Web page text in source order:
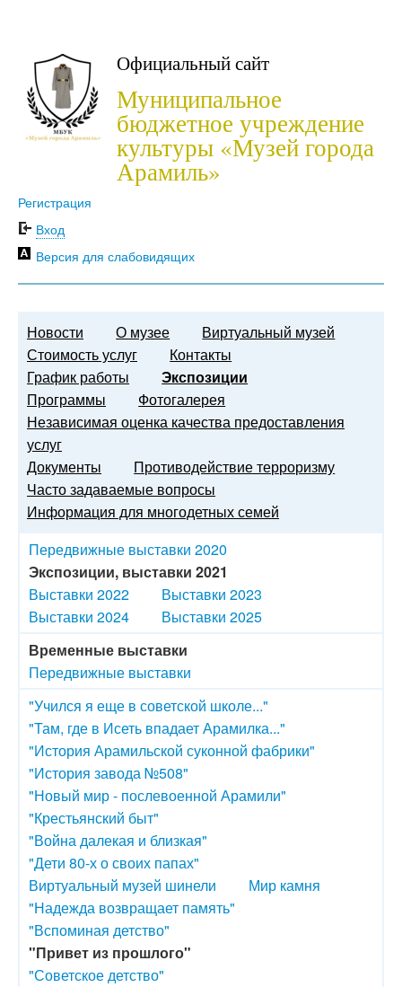
Официальный сайт
Муниципальное
бюджетное учреждение
культуры «Музей города
Арамиль»
Регистрация
Вход
Версия для слабовидящих
Новости О музее
Виртуальный музей
Стоимость услуг
Контакты
График работы
Экспозиции
Программы
Фотогалерея
Независимая оценка качества предоставления
услуг
Документы
Противодействие терроризму
Часто задаваемые вопросы
Информация для многодетных семей
Передвижные выставки 2020
Экспозиции, выставки 2021
Выставки 2022
Выставки 2023
Выставки 2024
Выставки 2025
Временные выставки
Передвижные выставки
"Учился я еще в советской школе..."
"Там, где в Исеть впадает Арамилка..."
"История Арамильской суконной фабрики"
"История завода №508"
"Новый мир - послевоенной Арамили"
"Крестьянский быт"
"Война далекая и близкая"
"Дети 80-х о своих папах"
Виртуальный музей шинели
Мир камня
"Надежда возвращает память"
"Вспоминая детство"
"Привет из прошлого"
"Советское детство"